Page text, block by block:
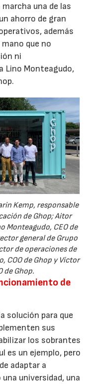
una de las
ahorro de gran
además
que no
ni
Lino Monteagudo,
Kemp, responsable
de Ghop; Aitor
Monteagudo, CEO de
general de Grupo
de operaciones de
COO de Ghop y Víctor
de Ghop.
de
solución para que
sus
los sobrantes
es un ejemplo, pero
adaptar a
universidad, una